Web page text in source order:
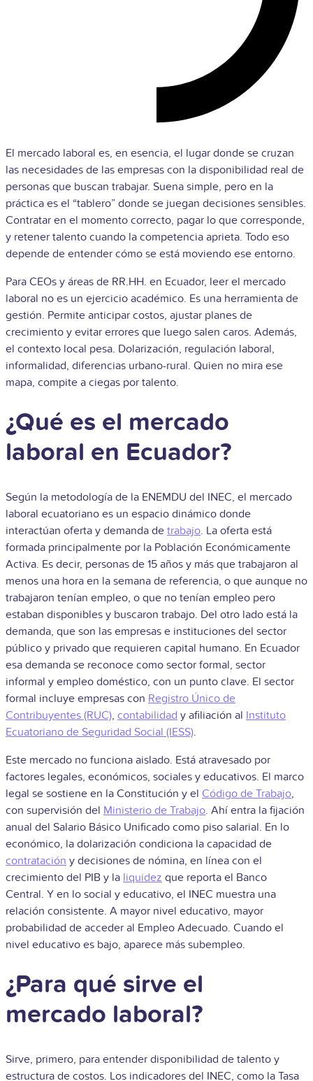
El mercado laboral es, en esencia, el lugar donde se cruzan
las necesidades de las empresas con la disponibilidad real de
personas que buscan trabajar. Suena simple, pero en la
práctica es el “tablero” donde se juegan decisiones sensibles.
Contratar en el momento correcto, pagar lo que corresponde,
y retener talento cuando la competencia aprieta. Todo eso
depende de entender cómo se está moviendo ese entorno.
Para CEOs y áreas de RR.HH. en Ecuador, leer el mercado
laboral no es un ejercicio académico. Es una herramienta de
gestión. Permite anticipar costos, ajustar planes de
crecimiento y evitar errores que luego salen caros. Además,
el contexto local pesa. Dolarización, regulación laboral,
informalidad, diferencias urbano-rural. Quien no mira ese
mapa, compite a ciegas por talento.
¿Qué es el mercado
laboral en Ecuador?
Según la metodología de la ENEMDU del INEC, el mercado
laboral ecuatoriano es un espacio dinámico donde
interactúan oferta y demanda de trabajo. La oferta está
formada principalmente por la Población Económicamente
Activa. Es decir, personas de 15 años y más que trabajaron al
menos una hora en la semana de referencia, o que aunque no
trabajaron tenían empleo, o que no tenían empleo pero
estaban disponibles y buscaron trabajo. Del otro lado está la
demanda, que son las empresas e instituciones del sector
público y privado que requieren capital humano. En Ecuador
esa demanda se reconoce como sector formal, sector
informal y empleo doméstico, con un punto clave. El sector
formal incluye empresas con Registro Único de
Contribuyentes (RUC), contabilidad y afiliación al Instituto
Ecuatoriano de Seguridad Social (IESS).
Este mercado no funciona aislado. Está atravesado por
factores legales, económicos, sociales y educativos. El marco
legal se sostiene en la Constitución y el Código de Trabajo,
con supervisión del Ministerio de Trabajo. Ahí entra la fijación
anual del Salario Básico Unificado como piso salarial. En lo
económico, la dolarización condiciona la capacidad de
contratación y decisiones de nómina, en línea con el
crecimiento del PIB y la liquidez que reporta el Banco
Central. Y en lo social y educativo, el INEC muestra una
relación consistente. A mayor nivel educativo, mayor
probabilidad de acceder al Empleo Adecuado. Cuando el
nivel educativo es bajo, aparece más subempleo.
¿Para qué sirve el
mercado laboral?
Sirve, primero, para entender disponibilidad de talento y
estructura de costos. Los indicadores del INEC, como la Tasa